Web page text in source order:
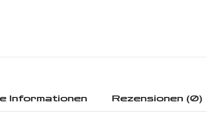
Informationen Rezensionen (0)